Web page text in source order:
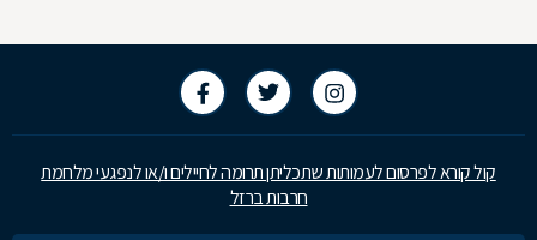
קול קורא לפרסום לעמותות שתכליתן תרומה לחיילים ו/או לנפגעי מלחמת
חרבות ברזל